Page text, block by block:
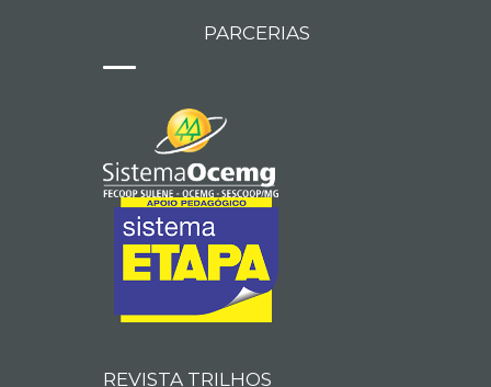
PARCERIAS
REVISTA TRILHOS